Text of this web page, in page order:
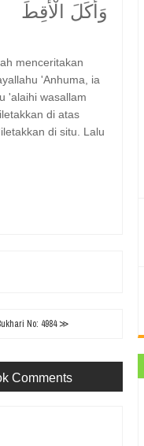
وَأَكَلَ الْأَقِطَ
menceritakan
'Anhuma, ia
'alaihi wasallam
di atas
di situ. Lalu
No: 4984 ≫
Comments